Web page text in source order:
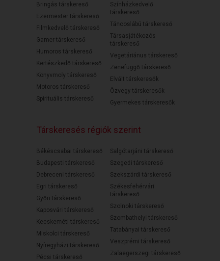
Bringás társkereső
Ezermester társkereső
Filmkedvelő társkereső
Gamer társkereső
Humoros társkereső
Kertészkedő társkereső
Könyvmoly társkereső
Motoros társkereső
Spirituális társkereső
Színházkedvelő
társkereső
Táncoslábú társkereső
Társasjátékozós
társkereső
Vegetáriánus társkereső
Zenefüggő társkereső
Elvált társkeresők
Özvegy társkeresők
Gyermekes társkeresők
Társkeresés régiók szerint
Békéscsabai társkereső
Budapesti társkereső
Debreceni társkereső
Egri társkereső
Győri társkereső
Kaposvári társkereső
Kecskeméti társkereső
Miskolci társkereső
Nyíregyházi társkereső
Pécsi társkereső
Salgótarjáni társkereső
Szegedi társkereső
Szekszárdi társkereső
Székesfehérvári
társkereső
Szolnoki társkereső
Szombathelyi társkereső
Tatabányai társkereső
Veszprémi társkereső
Zalaegerszegi társkereső